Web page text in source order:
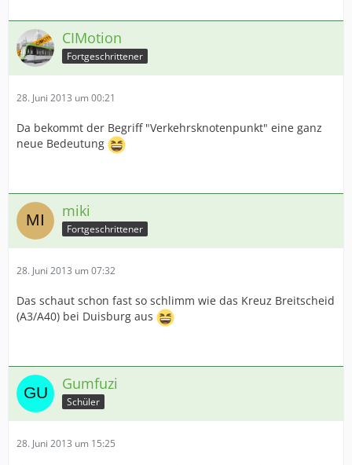
CIMotion
Fortgeschrittener
28. Juni 2013 um 00:21
Da bekommt der Begriff "Verkehrsknotenpunkt" eine ganz
neue Bedeutung
miki
Fortgeschrittener
28. Juni 2013 um 07:32
Das schaut schon fast so schlimm wie das Kreuz Breitscheid
(A3/A40) bei Duisburg aus
Gumfuzi
Schüler
28. Juni 2013 um 15:25